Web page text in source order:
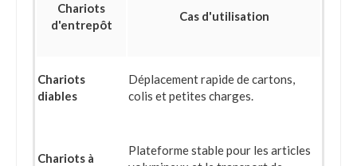
Chariots
d'entrepôt
Cas d'utilisation
Chariots
diables
Déplacement rapide de cartons,
colis et petites charges.
Chariots à
Plateforme stable pour les articles